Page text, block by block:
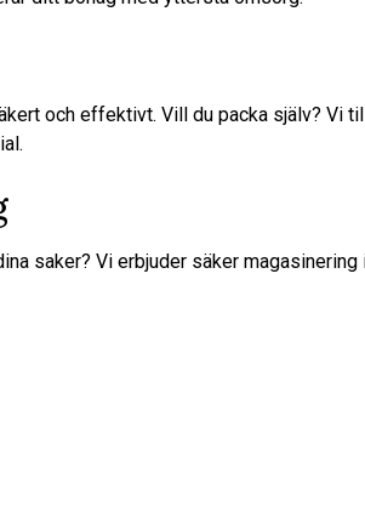
och effektivt. Vill du packa själv? Vi
saker? Vi erbjuder säker magasinering